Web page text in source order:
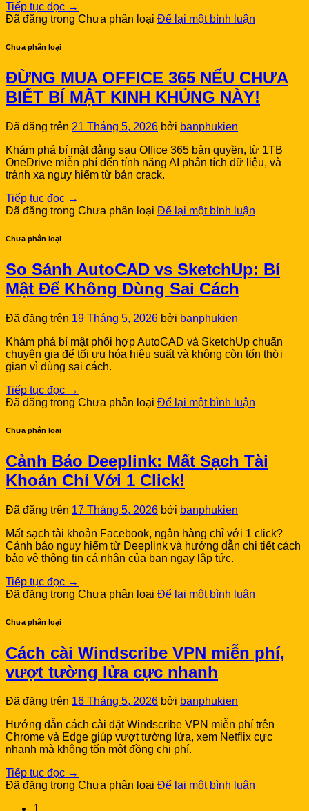
Tiếp tục đọc →
Đã đăng trong Chưa phân loại Để lại một bình luận
Chưa phân loại
ĐỪNG MUA OFFICE 365 NẾU CHƯA
BIẾT BÍ MẬT KINH KHỦNG NÀY!
Đã đăng trên 21 Tháng 5, 2026 bởi banphukien
Khám phá bí mật đằng sau Office 365 bản quyền, từ 1TB
OneDrive miễn phí đến tính năng AI phân tích dữ liệu, và
tránh xa nguy hiểm từ bản crack.
Tiếp tục đọc →
Đã đăng trong Chưa phân loại Để lại một bình luận
Chưa phân loại
So Sánh AutoCAD vs SketchUp: Bí
Mật Để Không Dùng Sai Cách
Đã đăng trên 19 Tháng 5, 2026 bởi banphukien
Khám phá bí mật phối hợp AutoCAD và SketchUp chuẩn
chuyên gia để tối ưu hóa hiệu suất và không còn tốn thời
gian vì dùng sai cách.
Tiếp tục đọc →
Đã đăng trong Chưa phân loại Để lại một bình luận
Chưa phân loại
Cảnh Báo Deeplink: Mất Sạch Tài
Khoản Chỉ Với 1 Click!
Đã đăng trên 17 Tháng 5, 2026 bởi banphukien
Mất sạch tài khoản Facebook, ngân hàng chỉ với 1 click?
Cảnh báo nguy hiểm từ Deeplink và hướng dẫn chi tiết cách
bảo vệ thông tin cá nhân của bạn ngay lập tức.
Tiếp tục đọc →
Đã đăng trong Chưa phân loại Để lại một bình luận
Chưa phân loại
Cách cài Windscribe VPN miễn phí,
vượt tường lửa cực nhanh
Đã đăng trên 16 Tháng 5, 2026 bởi banphukien
Hướng dẫn cách cài đặt Windscribe VPN miễn phí trên
Chrome và Edge giúp vượt tường lửa, xem Netflix cực
nhanh mà không tốn một đồng chi phí.
Tiếp tục đọc →
Đã đăng trong Chưa phân loại Để lại một bình luận